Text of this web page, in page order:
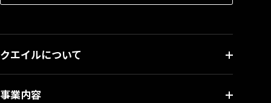
クエイルについて
事業内容